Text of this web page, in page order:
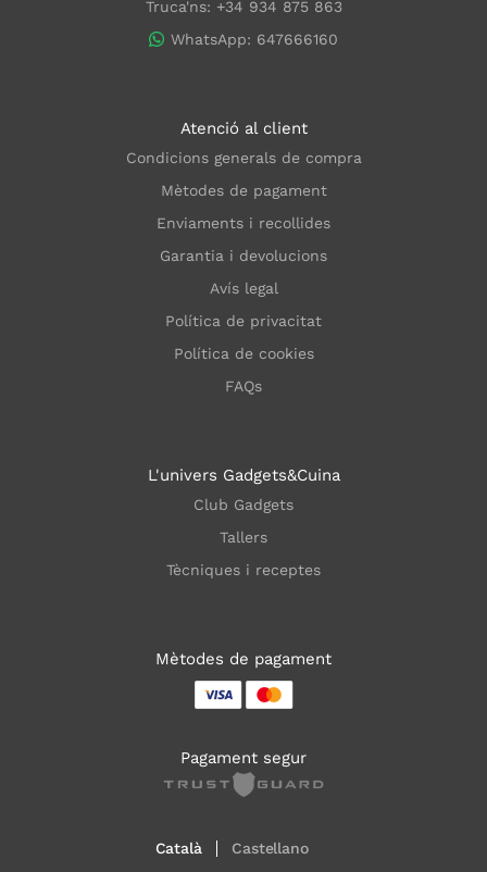
Truca'ns: +34 934 875 863
WhatsApp: 647666160
Atenció al client
Condicions generals de compra
Mètodes de pagament
Enviaments i recollides
Garantia i devolucions
Avís legal
Política de privacitat
Política de cookies
FAQs
L'univers Gadgets&Cuina
Club Gadgets
Tallers
Tècniques i receptes
Mètodes de pagament
Pagament segur
Català Castellano